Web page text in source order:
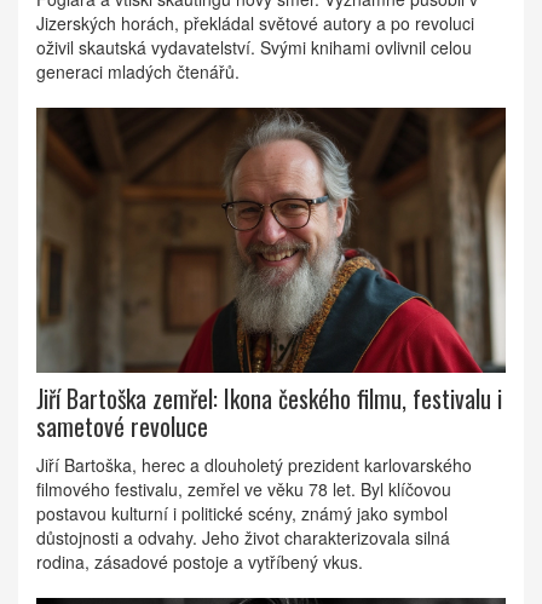
Jizerských horách, překládal světové autory a po revoluci
oživil skautská vydavatelství. Svými knihami ovlivnil celou
generaci mladých čtenářů.
Jiří Bartoška zemřel: Ikona českého filmu, festivalu i
sametové revoluce
Jiří Bartoška, herec a dlouholetý prezident karlovarského
filmového festivalu, zemřel ve věku 78 let. Byl klíčovou
postavou kulturní i politické scény, známý jako symbol
důstojnosti a odvahy. Jeho život charakterizovala silná
rodina, zásadové postoje a vytříbený vkus.